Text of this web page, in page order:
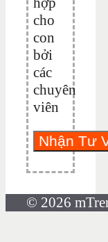
cho
con
bởi
các
chuyên
viên
© 2026